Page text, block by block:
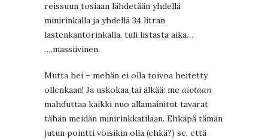
reissuun tosiaan lähdetään yhdellä
minirinkalla ja yhdellä 34 litran
lastenkantorinkalla, tuli listasta aika…
….massiivinen.
Mutta hei – mehän ei olla toivoa heitetty
ollenkaan! Ja uskokaa tai älkää: me aiotaan
mahduttaa kaikki nuo allamainitut tavarat
tähän meidän minirinkkatilaan. Ehkäpä tämän
jutun pointti voisikin olla (ehkä?) se, että